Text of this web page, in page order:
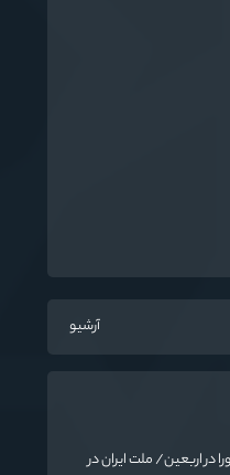
آرشیو
در اربعین/ ملت ایران در